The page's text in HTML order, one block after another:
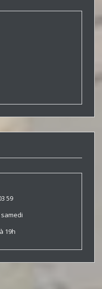
59
19h